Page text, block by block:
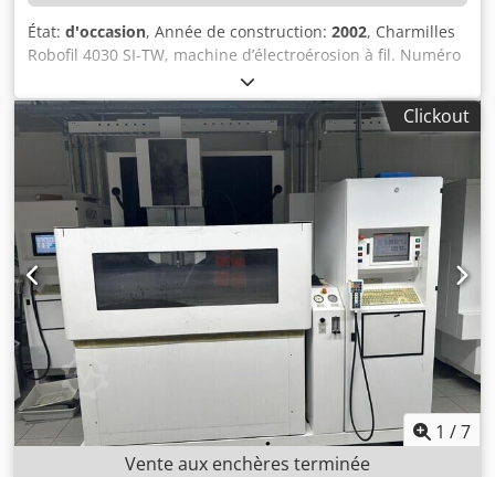
État: d'occasion, Année de construction: 2002, Charmilles
Robofil 4030 SI-TW, machine d’électroérosion à fil. Numéro
de série : 174621 (2002). Pays d’origine : Suisse. Veuillez
noter : ce lot a été mis hors service par des professionnels
et sécurisé pour le transport. Emplacement : ce lot se
trouve à Birmingham, au Royaume-Uni. Des frais de 550 £
pour la mise hors service et le chargement sur un moyen
de transport approprié seront automatiquement ajoutés à
votre facture si vous achetez cet article. Le blocage et la
sécurisation seront à la charge de l’acheteur.
Dodpeznkkmefx Ab Eskr
Clickout
1 /7
Vente aux enchères terminée